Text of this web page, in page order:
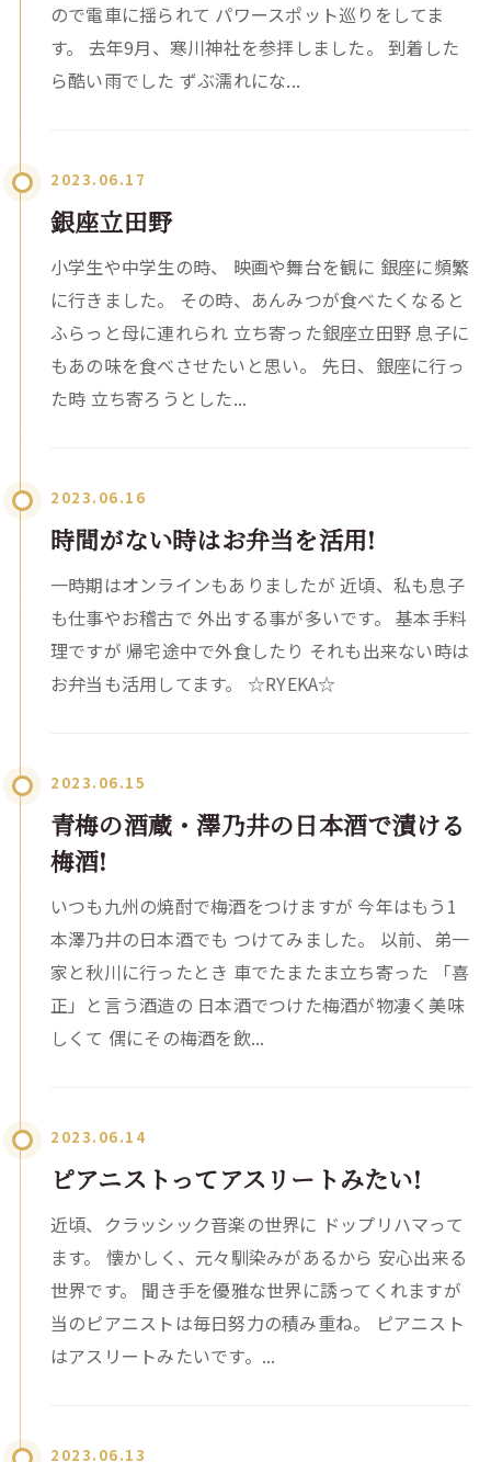
ので電車に揺られて パワースポット巡りをしてま
す。 去年9月、寒川神社を参拝しました。 到着した
ら酷い雨でした ずぶ濡れにな...
2023.06.17
銀座立田野
小学生や中学生の時、 映画や舞台を観に 銀座に頻繁
に行きました。 その時、あんみつが食べたくなると
ふらっと母に連れられ 立ち寄った銀座立田野 息子に
もあの味を食べさせたいと思い。 先日、銀座に行っ
た時 立ち寄ろうとした...
2023.06.16
時間がない時はお弁当を活用!
一時期はオンラインもありましたが 近頃、私も息子
も仕事やお稽古で 外出する事が多いです。 基本手料
理ですが 帰宅途中で外食したり それも出来ない時は
お弁当も活用してます。 ☆RYEKA☆
2023.06.15
青梅の酒蔵・澤乃井の日本酒で漬ける
梅酒!
いつも九州の焼酎で梅酒をつけますが 今年はもう1
本澤乃井の日本酒でも つけてみました。 以前、弟一
家と秋川に行ったとき 車でたまたま立ち寄った 「喜
正」と言う酒造の 日本酒でつけた梅酒が物凄く美味
しくて 偶にその梅酒を飲...
2023.06.14
ピアニストってアスリートみたい!
近頃、クラッシック音楽の世界に ドップリハマって
ます。 懐かしく、元々馴染みがあるから 安心出来る
世界です。 聞き手を優雅な世界に誘ってくれますが
当のピアニストは毎日努力の積み重ね。 ピアニスト
はアスリートみたいです。...
2023.06.13